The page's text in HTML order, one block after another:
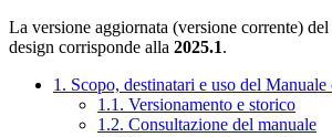
La versione aggiornata (versione corrente)
design corrisponde alla 2025.1.
1. Scopo, destinatari e uso del
1.1. Versionamento e storico
1.2. Consultazione del manuale